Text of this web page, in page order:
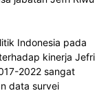
Indonesia pada
kinerja Jefri
2022 sangat
data survei